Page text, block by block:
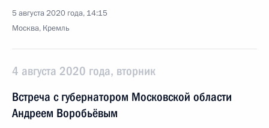
5 августа 2020 года, 14:15
Москва, Кремль
4 августа 2020 года, вторник
Встреча с губернатором Московской области
Андреем Воробьёвым